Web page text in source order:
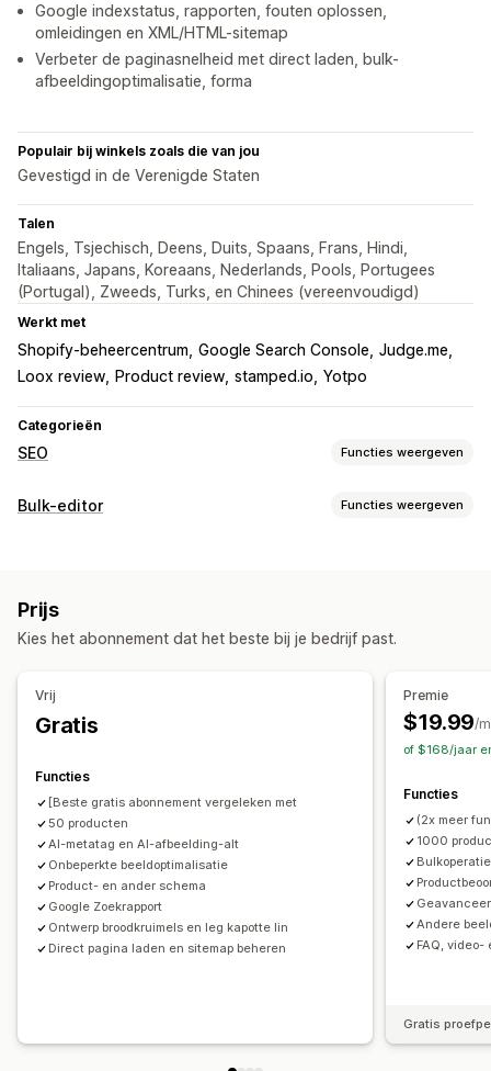
Google indexstatus, rapporten, fouten oplossen,
omleidingen en XML/HTML-sitemap
Verbeter de paginasnelheid met direct laden, bulk-
afbeeldingoptimalisatie, forma
Populair bij winkels zoals die van jou
Gevestigd in de Verenigde Staten
Talen
Engels, Tsjechisch, Deens, Duits, Spaans, Frans, Hindi,
Italiaans, Japans, Koreaans, Nederlands, Pools, Portugees
(Portugal), Zweeds, Turks, en Chinees (vereenvoudigd)
Werkt met
Shopify-beheercentrum Google Search Console Judge.me
Loox review
Product review stamped.io Yotpo
Categorieën
SEO Functies weergeven
SEO-tools
Broodkruimels
Rich snippets
JSON-LD Schema's
Robots.txt
Beeldoptimalisatie
Contentoptimalisatie
Optimalisatie van metagegevens
Prestaties bijhouden
SEO-score Audits
Trefwoordanalyse
Snelheidsanalyse
Contentanalyse
Websiteverkeer
Bulk-editor Functies weergeven
Acties
Prijs
Kies het abonnement dat het beste bij je bedrijf past.
Vrij
Gratis
Functies
[Beste gratis abonnement vergeleken met
50 producten
AI-metatag en AI-afbeelding-alt
Onbeperkte beeldoptimalisatie
Product- en ander schema
Google Zoekrapport
Ontwerp broodkruimels en leg kapotte lin
Direct pagina laden en sitemap beheren
Premie
$19.99/
of $168/jaar
Functies
(2x meer
1000
Andere
FAQ,
Gratis